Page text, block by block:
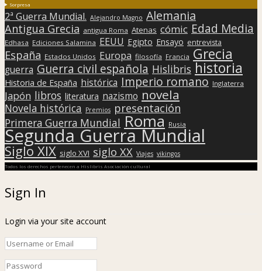
Sorpresa
2ª Guerra Mundial. Alejandro Magno Alemania
Antigua Grecia antigua Roma Atenas cómic Edad Media
Edhasa Ediciones Salamina EEUU Egipto Ensayo entrevista
España Estados Unidos Europa filosofía Francia Grecia
guerra Guerra civil española Hislibris historia
Historia de España histórica Imperio romano Inglaterra
Japón libros literatura nazismo novela
Novela histórica Premios presentación
Primera Guerra Mundial Roma Rusia
Segunda Guerra Mundial
Siglo XIX siglo XVI siglo XX Viajes vikingos
Todos los derechos pertenecen a Hislibris Asociación cultural
Sign In
Login via your site account